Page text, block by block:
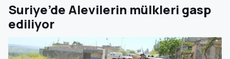
Suriye’de Alevilerin mülkleri gasp
ediliyor